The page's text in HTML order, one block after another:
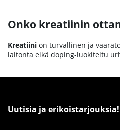
Onko kreatiinin
Kreatiini on turvallinen ja
laitonta eikä doping-luokiteltu
Uutisia ja erikoistarjouksia!